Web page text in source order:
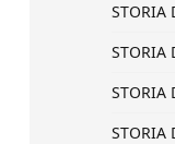
STORIA
STORIA
STORIA
STORIA